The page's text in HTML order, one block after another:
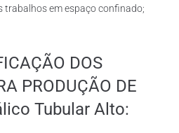
trabalhos em espaço confinado;
DOS
PRODUÇÃO DE
Tubular Alto: